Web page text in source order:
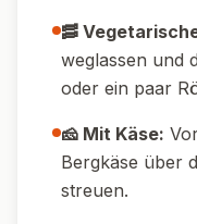
🥓
weglassen und
oder ein paar
🧀 Mit Käse:
Bergkäse über
streuen.